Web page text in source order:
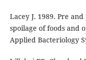
Lacey J. 1989. Pre
spoilage of foods and
Applied Bacteriology